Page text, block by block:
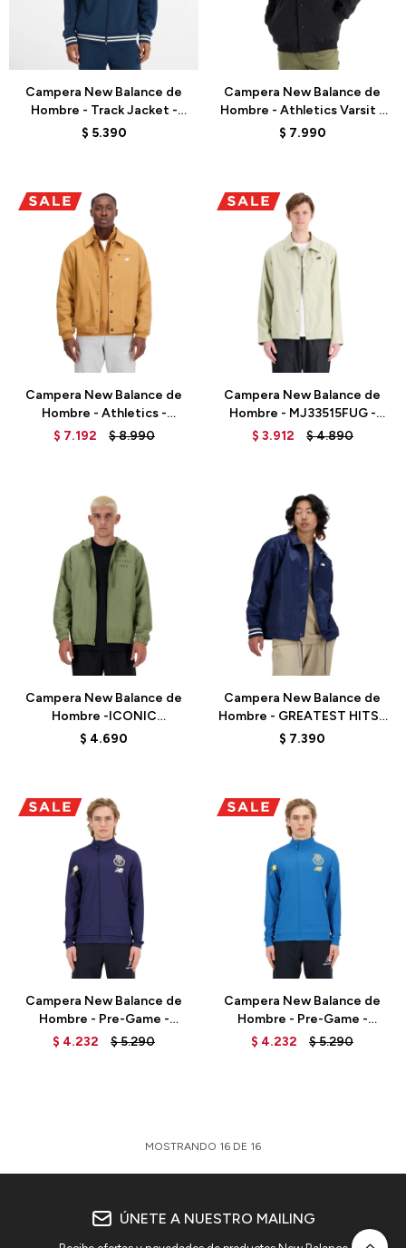
Campera New Balance de
Hombre - Track Jacket -
MJ53502NNY - BLUE
$ 5.390
Campera New Balance de
Hombre - Athletics Varsit -
MO51507BK - BLACK
$ 7.990
Campera New Balance de
Hombre - Athletics -
MJ33502TOB - TOBACCO
$ 7.192 $8.990
Talle
Campera New Balance de
Hombre - MJ33515FUG -
FATIGUEG
$ 3.912 $4.890
Talle
Campera New Balance de
Hombre -ICONIC
COLLEGIATE- MJ41504DEK
$ 4.690
Talle
Campera New Balance de
Hombre - GREATEST HITS -
MJ41553NNY - BLUE
$ 7.390
Talle
Campera New Balance de
Hombre - Pre-Game -
MJ231331AWY - ELD
$ 4.232 $5.290
Campera New Balance de
Hombre - Pre-Game -
MJ231331THD - ELD
$ 4.232 $5.290
MOSTRANDO 16 DE 16
ÚNETE A NUESTRO MAILING